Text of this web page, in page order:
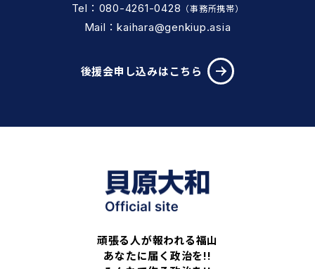
Tel：080-4261-0428 （事務所携帯）
Mail：kaihara@genkiup.asia
後援会申し込みはこちら
頑張る人が報われる福山
あなたに届く政治を!!